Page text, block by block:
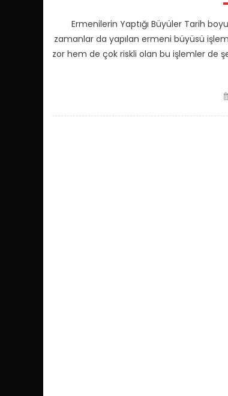
Ermenilerin Yaptığı Büyüler Tarih
zamanlar da yapılan ermeni büyüsü
zor hem de çok riskli olan bu işlemler de